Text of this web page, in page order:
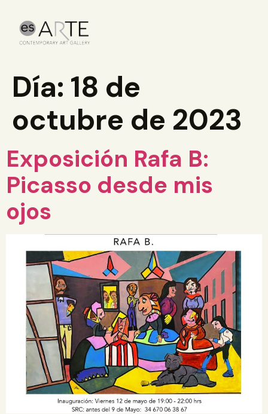
Día: 18 de
octubre de 2023
Exposición Rafa B:
Picasso desde mis
ojos